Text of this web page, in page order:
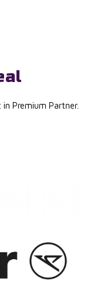
in Premium Partner.